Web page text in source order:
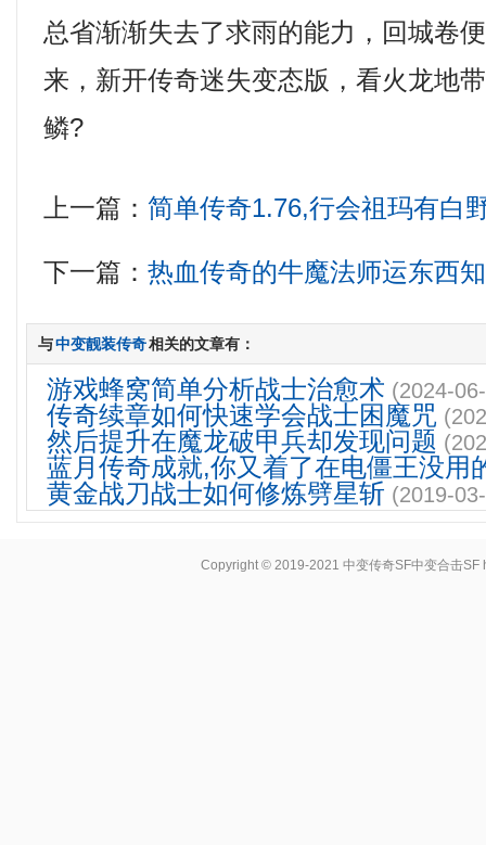
总省渐渐失去了求雨的能力，回城卷
来，新开传奇迷失变态版，看火龙地
鳞?
上一篇：简单传奇1.76,行会祖玛有白
下一篇：热血传奇的牛魔法师运东西
与中变靓装传奇相关的文章有：
游戏蜂窝简单分析战士治愈术 (2024-
传奇续章如何快速学会战士困魔咒
然后提升在魔龙破甲兵却发现问题
蓝月传奇成就,你又着了在电僵王没用
黄金战刀战士如何修炼劈星斩 (2019-
Copyright © 2019-2021 中变传奇SF中变合击SF